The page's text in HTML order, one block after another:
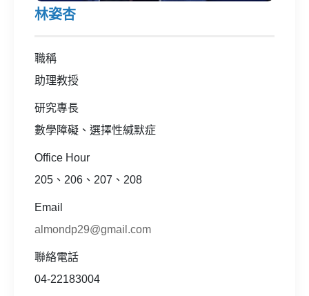
林姿杏
職稱
助理教授
研究專長
數學障礙、選擇性緘默症
Office Hour
205、206、207、208
Email
almondp29@gmail.com
聯絡電話
04-22183004